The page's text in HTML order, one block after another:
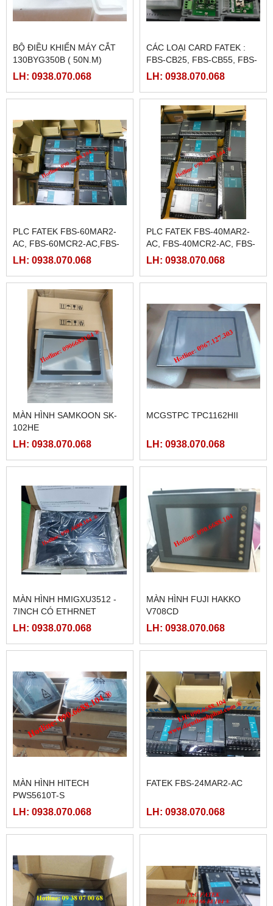
BỘ ĐIỀU KHIỂN MÁY CẮT
130BYG350B ( 50N.M)
LH: 0938.070.068
CÁC LOẠI CARD FATEK :
FBS-CB25, FBS-CB55, FBS-
CB2, FBS-CB5
LH: 0938.070.068
PLC FATEK FBS-60MAR2-
AC, FBS-60MCR2-AC,FBS-
60MAT2-AC, FBS-60MCT2-
LH: 0938.070.068
PLC FATEK FBS-40MAR2-
AC, FBS-40MCR2-AC, FBS-
40MCRT-AC, FBS-40MART-
LH: 0938.070.068
MÀN HÌNH SAMKOON SK-
102HE
LH: 0938.070.068
MCGSTPC TPC1162HII
LH: 0938.070.068
MÀN HÌNH HMIGXU3512 -
7INCH CÓ ETHRNET
LH: 0938.070.068
MÀN HÌNH FUJI HAKKO
V708CD
LH: 0938.070.068
MÀN HÌNH HITECH
PWS5610T-S
LH: 0938.070.068
FATEK FBS-24MAR2-AC
LH: 0938.070.068